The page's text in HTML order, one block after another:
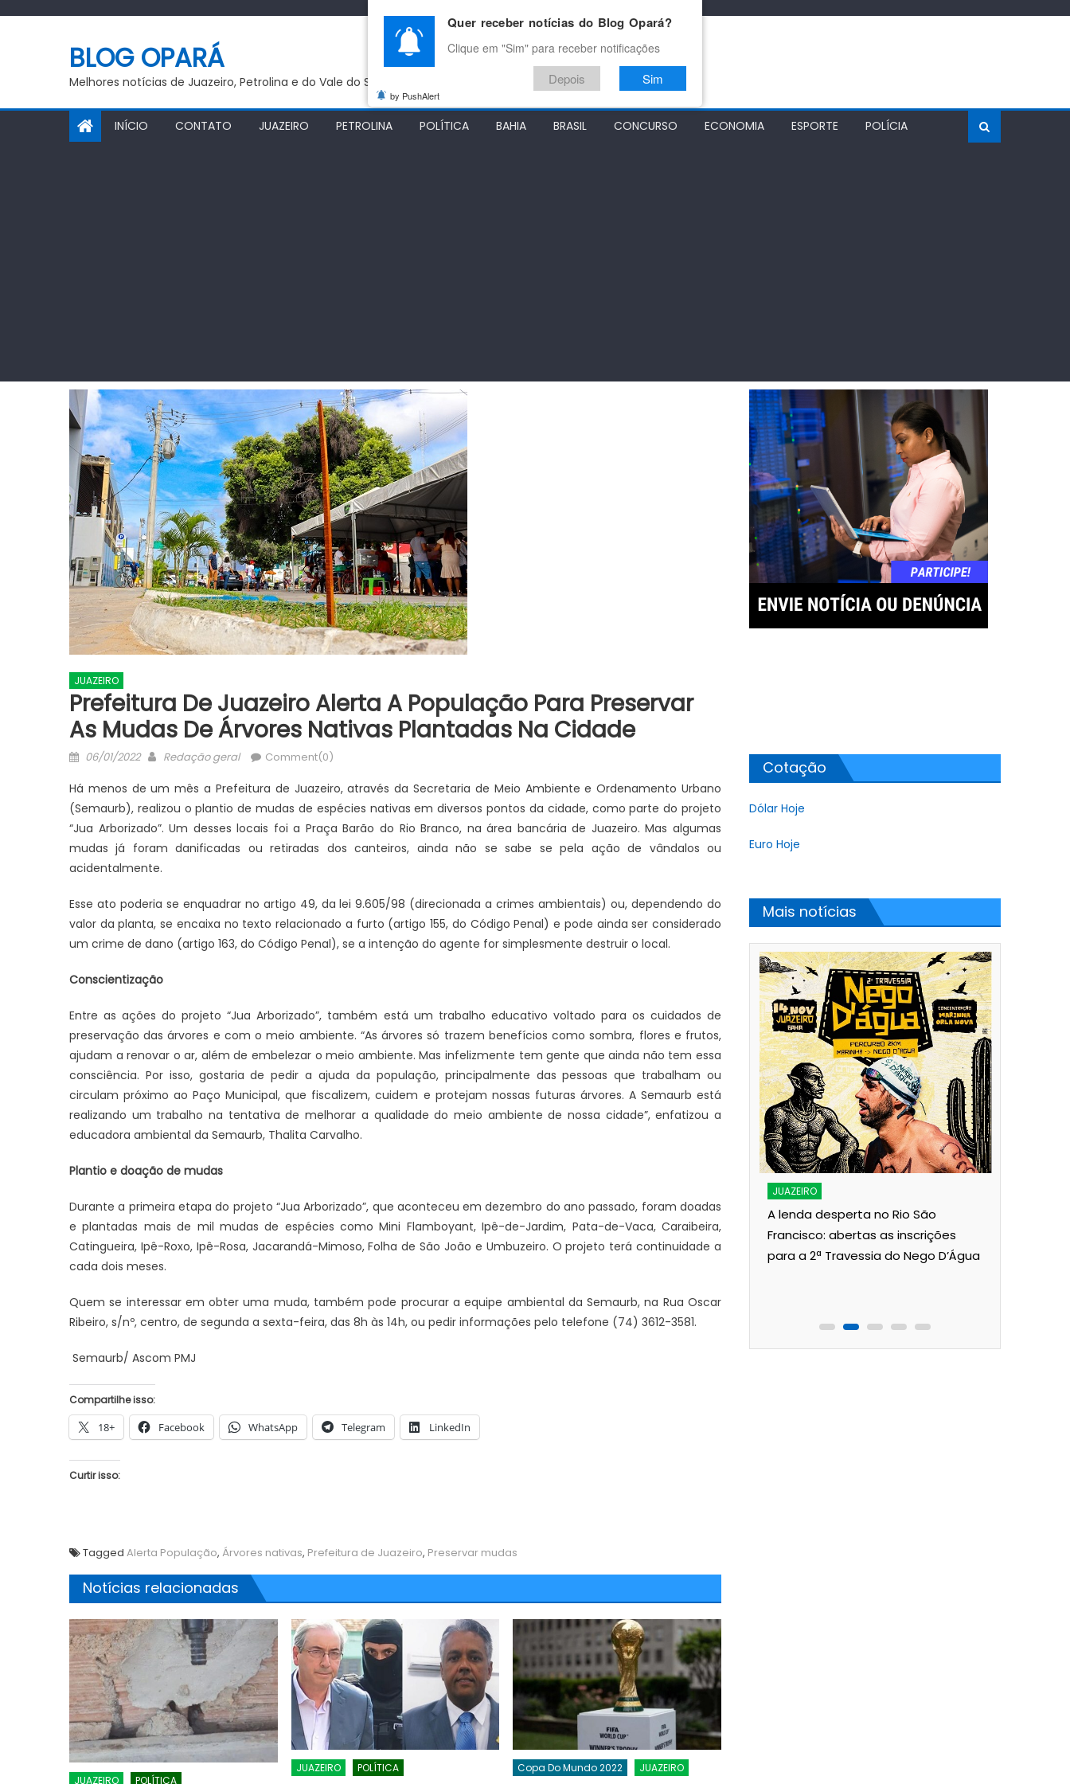
BLOG OPARÁ
Melhores notícias de Juazeiro, Petrolina e do Vale do São Francisco
INÍCIO CONTATO JUAZEIRO PETROLINA POLÍTICA BAHIA BRASIL CONCURSO ECONOMIA ESPORTE POLÍCIA
JUAZEIRO
Prefeitura De Juazeiro Alerta A População Para Preservar
As Mudas De Árvores Nativas Plantadas Na Cidade
Posted
06/01/2022 Author
Redação geral Comment(0)
Há menos de um mês a Prefeitura de Juazeiro, através da Secretaria de Meio Ambiente e Ordenamento Urbano
(Semaurb), realizou o plantio de mudas de espécies nativas em diversos pontos da cidade, como parte do projeto
“Jua Arborizado”. Um desses locais foi a Praça Barão do Rio Branco, na área bancária de Juazeiro. Mas algumas
mudas já foram danificadas ou retiradas dos canteiros, ainda não se sabe se pela ação de vândalos ou
acidentalmente.
Esse ato poderia se enquadrar no artigo 49, da lei 9.605/98 (direcionada a crimes ambientais) ou, dependendo do
valor da planta, se encaixa no texto relacionado a furto (artigo 155, do Código Penal) e pode ainda ser considerado
um crime de dano (artigo 163, do Código Penal), se a intenção do agente for simplesmente destruir o local.
Conscientização
Entre as ações do projeto “Jua Arborizado”, também está um trabalho educativo voltado para os cuidados de
preservação das árvores e com o meio ambiente. “As árvores só trazem benefícios como sombra, flores e frutos,
ajudam a renovar o ar, além de embelezar o meio ambiente. Mas infelizmente tem gente que ainda não tem essa
consciência. Por isso, gostaria de pedir a ajuda da população, principalmente das pessoas que trabalham ou
circulam próximo ao Paço Municipal, que fiscalizem, cuidem e protejam nossas futuras árvores. A Semaurb está
realizando um trabalho na tentativa de melhorar a qualidade do meio ambiente de nossa cidade”, enfatizou a
educadora ambiental da Semaurb, Thalita Carvalho.
Plantio e doação de mudas
Durante a primeira etapa do projeto “Jua Arborizado”, que aconteceu em dezembro do ano passado, foram doadas
e plantadas mais de mil mudas de espécies como Mini Flamboyant, Ipê-de-Jardim, Pata-de-Vaca, Caraibeira,
Catingueira, Ipê-Roxo, Ipê-Rosa, Jacarandá-Mimoso, Folha de São João e Umbuzeiro. O projeto terá continuidade a
cada dois meses.
Quem se interessar em obter uma muda, também pode procurar a equipe ambiental da Semaurb, na Rua Oscar
Ribeiro, s/nº, centro, de segunda a sexta-feira, das 8h às 14h, ou pedir informações pelo telefone (74) 3612-3581.
Semaurb/ Ascom PMJ
Compartilhe isso:
18+ Facebook WhatsApp Telegram LinkedIn
Curtir isso:
Tagged Alerta População, Árvores nativas, Prefeitura de Juazeiro, Preservar mudas
Notícias relacionadas
JUAZEIRO POLÍTICA
JUAZEIRO POLÍTICA Copa Do Mundo 2022 JUAZEIRO
Cotação
Dólar Hoje
Euro Hoje
Mais notícias
Juazeiro: Vídeo expõe comércio
esvaziado na cidade e reacende
debate sobre possíveis efeitos de
Juazeiro: Candidatos a deputado
estadual estão aptos para serem
concorrem às eleições. É o que diz o
JUAZEIRO PETROLINA
Colisão entre motocicletas na
JUAZEIRO
A lenda desperta no Rio São
Francisco: abertas as inscrições
para a 2ª Travessia do Nego D’Água
Quer receber notícias do Blog Opará?
Clique em "Sim" para receber notificações
Depois Sim
by PushAlert